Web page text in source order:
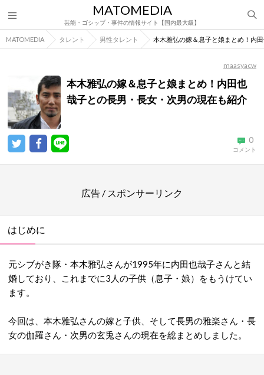
MATOMEDIA
芸能・ゴシップ・事件の情報サイト【国内最大級】
MATOMEDIA タレント 男性タレント 本木雅弘の嫁＆息子と娘まとめ！内
maasyacw
本木雅弘の嫁＆息子と娘まとめ！内田也
哉子との長男・長女・次男の現在も紹介
0
コメント
広告 / スポンサーリンク
はじめに
元シブがき隊・本木雅弘さんが1995年に内田也哉子さんと結
婚しており、これまでに3人の子供（息子・娘）をもうけてい
ます。
今回は、本木雅弘さんの嫁と子供、そして長男の雅楽さん・長
女の伽羅さん・次男の玄兎さんの現在を総まとめしました。